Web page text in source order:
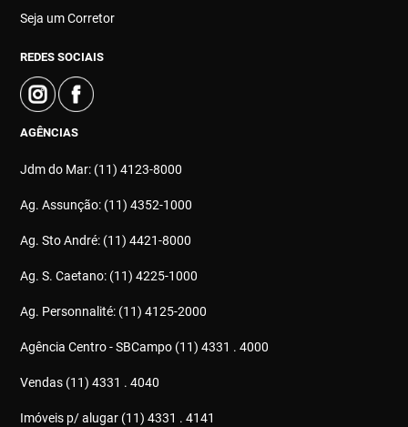
Seja um Corretor
REDES SOCIAIS
AGÊNCIAS
Jdm do Mar: (11) 4123-8000
Ag. Assunção: (11) 4352-1000
Ag. Sto André: (11) 4421-8000
Ag. S. Caetano: (11) 4225-1000
Ag. Personnalité: (11) 4125-2000
Agência Centro - SBCampo (11) 4331 . 4000
Vendas (11) 4331 . 4040
Imóveis p/ alugar (11) 4331 . 4141